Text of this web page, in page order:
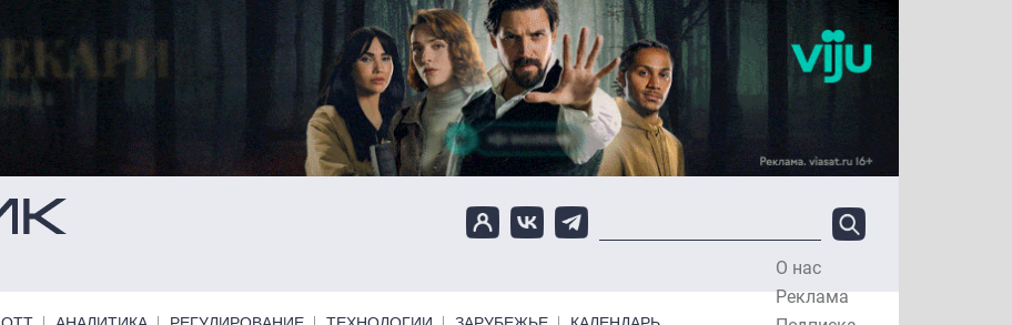
О нас
Реклама